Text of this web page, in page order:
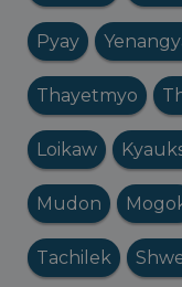
Pyay
Thayetmyo
Loikaw
Mudon
Tachilek